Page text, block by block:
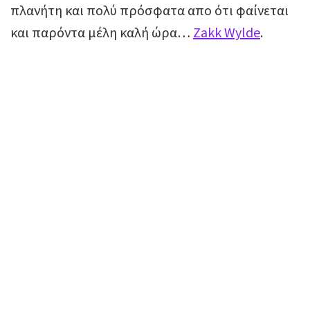
πλανήτη και πολύ πρόσφατα απο ότι φαίνεται
και παρόντα μέλη καλή ώρα… Zakk Wylde.